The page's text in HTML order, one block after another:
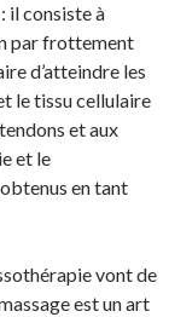
: il consiste à
par frottement
d’atteindre les
le tissu cellulaire
et aux
et le
en tant
vont de
est un art